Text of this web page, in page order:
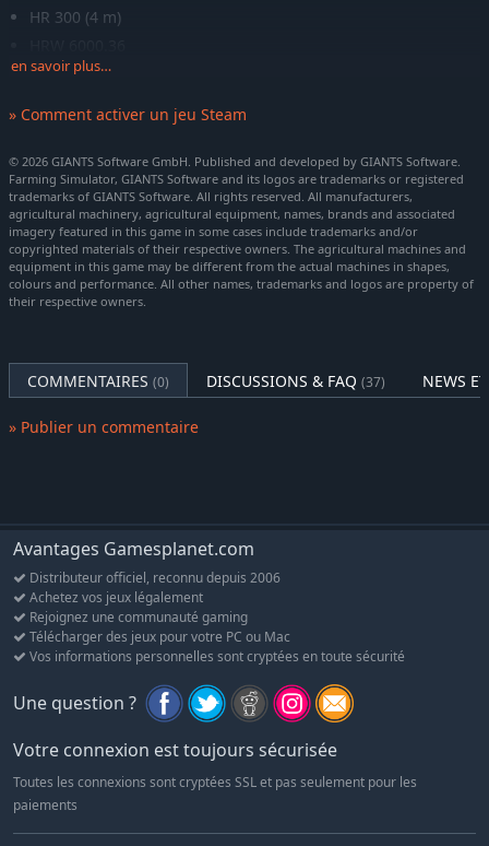
HR 300 (4 m)
Methys HDS
Easydrill P250
Progress P50
Progress P100
Progress TF
Sonic PPF 300/12
Un comportement des machines plus réaliste
Grâce à une physique améliorée, les machines du pack SKY
roues réagissent de manière plus réaliste à la gravité, les bras
semblent plus lourds lorsqu'ils se déploient, et la terre
s'accumule sur les outils au sol avant de s'en détacher lors du
repliage. Renforçant ainsi le sentiment de réalisme, ces
en savoir plus…
» Comment activer un jeu Steam
© 2026 GIANTS Software GmbH. Published and developed by GIANTS Software.
Farming Simulator, GIANTS Software and its logos are trademarks or registered
trademarks of GIANTS Software. All rights reserved. All manufacturers,
agricultural machinery, agricultural equipment, names, brands and associated
imagery featured in this game in some cases include trademarks and/or
copyrighted materials of their respective owners. The agricultural machines and
equipment in this game may be different from the actual machines in shapes,
colours and performance. All other names, trademarks and logos are property of
their respective owners.
COMMENTAIRES (0) DISCUSSIONS & FAQ (37) NEWS
» Publier un commentaire
Avantages Gamesplanet.com
Distributeur officiel, reconnu depuis 2006
Achetez vos jeux légalement
Rejoignez une communauté gaming
Télécharger des jeux pour votre PC ou Mac
Vos informations personnelles sont cryptées en toute sécurité
Une question ?
Votre connexion est toujours sécurisée
Toutes les connexions sont cryptées SSL et pas seulement pour les
paiements